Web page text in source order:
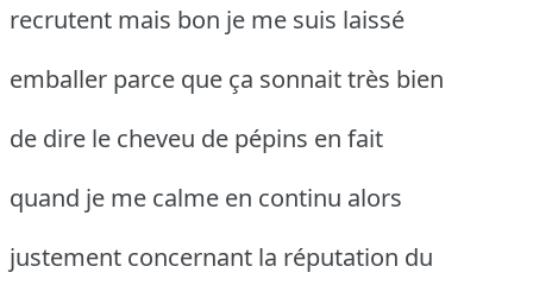
recrutent mais bon je me suis laissé
emballer parce que ça sonnait très bien
de dire le cheveu de pépins en fait
quand je me calme en continu alors
justement concernant la réputation du